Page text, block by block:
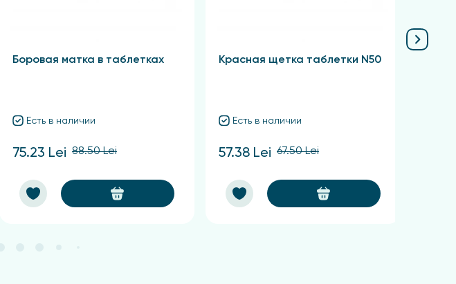
Боровая матка в таблетках
Есть в наличии
75.23 Lei 88.50 Lei
Красная щетка таблетки N50
Есть в наличии
57.38 Lei 67.50 Lei